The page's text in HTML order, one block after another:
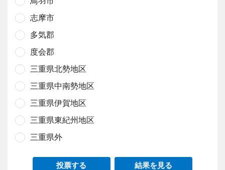
志摩市
多気郡
度会郡
三重県北勢地区
三重県中南勢地区
三重県伊賀地区
三重県東紀州地区
三重県外
投票する 結果を見る